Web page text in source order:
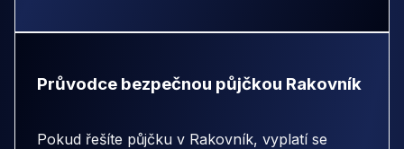
Průvodce bezpečnou půjčkou Rakovník
Pokud řešíte půjčku v Rakovník, vyplatí se